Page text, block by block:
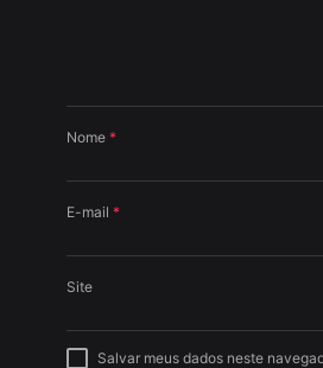
Nome *
E-mail *
Site
Salvar meus dados neste